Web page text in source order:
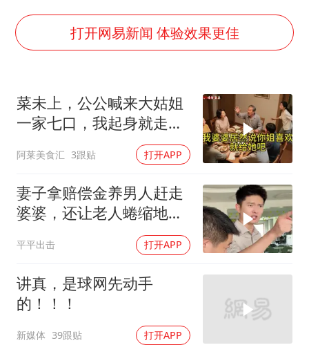
台州《告全体市民书》：非必要不外出
宇树王兴兴被问了360多个问题
美参院通过一项对俄能源领域制裁法案
四川宜宾地震网友称睡觉被摇醒
夯实基础开新局
打开网易新闻 体验效果更佳
菜未上，公公喊来大姑姐
一家七口，我起身就走，
他怒喊：一万三谁付？
阿莱美食汇 3跟贴 打开APP
妻子拿赔偿金养男人赶走
婆婆，还让老人蜷缩地下
平平出击 打开APP
讲真，是球网先动手
的！！！
新媒体 39跟贴 打开APP